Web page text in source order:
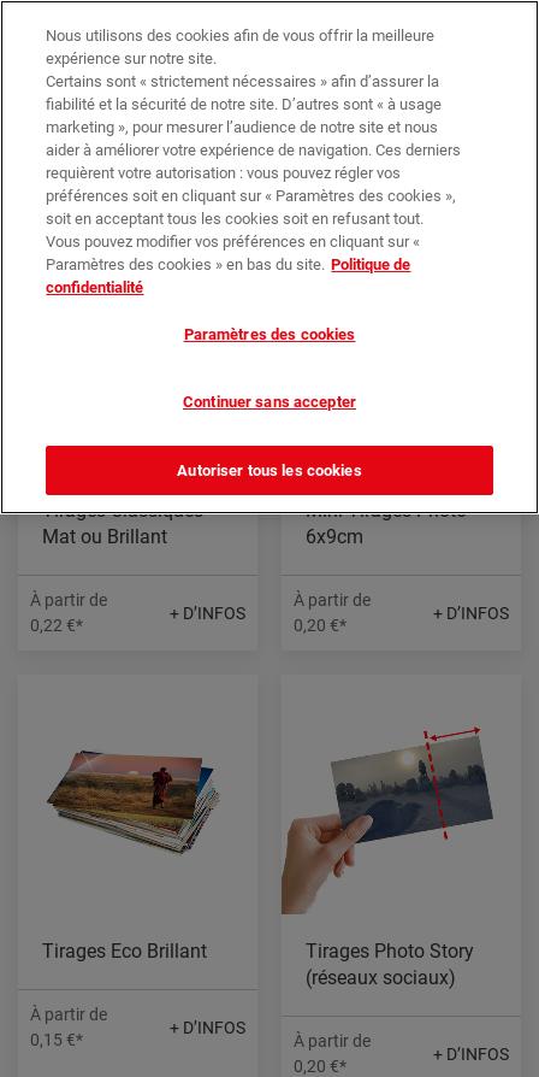
0
Tirages
Tirages Classiques
Mat ou Brillant
À partir de
0,22 €*
+ D’INFOS
Mini Tirages Photo
6x9cm
À partir de
0,20 €*
+ D’INFOS
Tirages Eco Brillant
À partir de
0,15 €*
+ D’INFOS
Tirages Photo Story
(réseaux sociaux)
À partir de
0,20 €*
+ D’INFOS
Nous utilisons des cookies afin de vous offrir la meilleure
expérience sur notre site.
Certains sont « strictement nécessaires » afin d’assurer la
fiabilité et la sécurité de notre site. D’autres sont « à usage
marketing », pour mesurer l’audience de notre site et nous
aider à améliorer votre expérience de navigation. Ces derniers
requièrent votre autorisation : vous pouvez régler vos
préférences soit en cliquant sur « Paramètres des cookies »,
soit en acceptant tous les cookies soit en refusant tout.
Vous pouvez modifier vos préférences en cliquant sur «
Paramètres des cookies » en bas du site. Politique de
confidentialité
Paramètres des cookies
Continuer sans accepter
Autoriser tous les cookies